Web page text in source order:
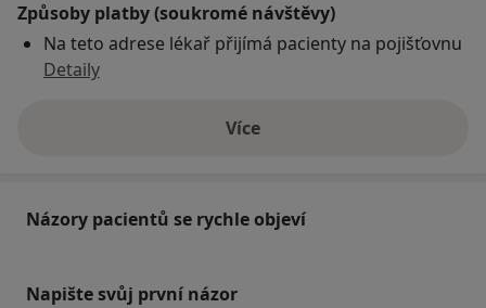
Způsoby platby (soukromé návštěvy)
Na teto adrese lékař přijímá pacienty na pojišťovnu
Detaily
Víceo adrese
Názory pacientů se rychle objeví
Napište svůj první názor